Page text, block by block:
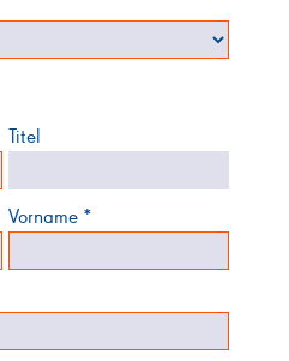
Titel
Vorname *